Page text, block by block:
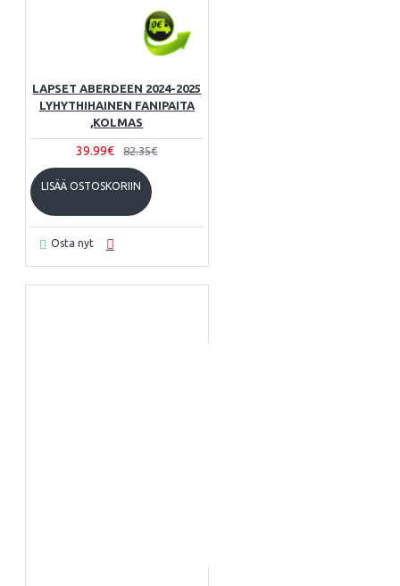
LAPSET ABERDEEN 2024-2025
LYHYTHIHAINEN FANIPAITA
,KOLMAS
39.99€ 82.35€
LISÄÄ OSTOSKORIIN
Osta nyt